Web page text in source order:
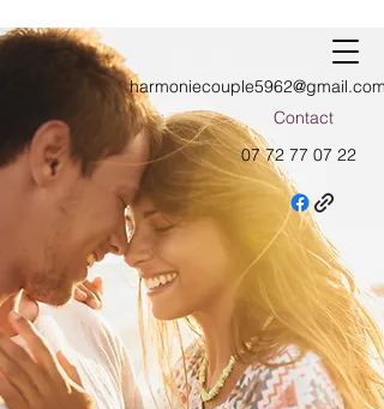
harmoniecouple5962@gmail.com
Contact
07 72 77 07 22